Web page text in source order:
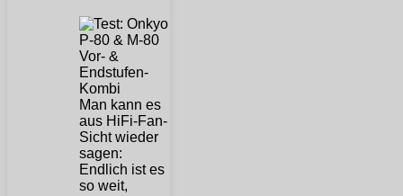
Man kann es
aus HiFi-Fan-
Sicht wieder
sagen:
Endlich ist es
so weit,